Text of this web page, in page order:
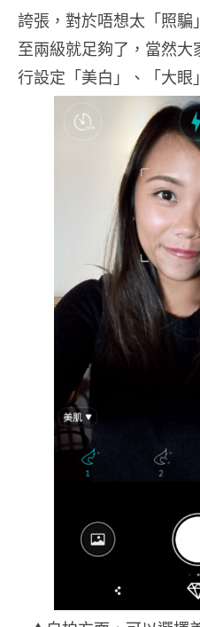
誇張，對於唔想太「照
至兩級就足夠了，當然
行設定「美白」、「大眼